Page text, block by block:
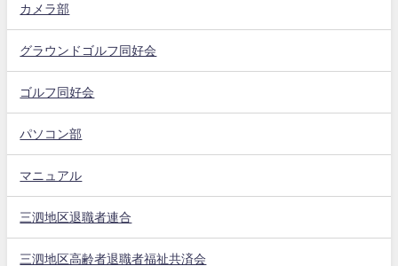
カメラ部
グラウンドゴルフ同好会
ゴルフ同好会
パソコン部
マニュアル
三泗地区退職者連合
三泗地区高齢者退職者福祉共済会